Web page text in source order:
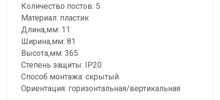
Количество постов: 5
Материал: пластик
Длина,мм: 11
Ширина,мм: 81
Высота,мм: 365
Степень защиты: IP20
Способ монтажа: скрытый
Ориентация: горизонтальная/вертикальная